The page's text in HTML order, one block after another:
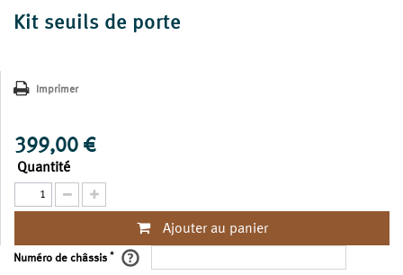
Kit seuils de porte
Imprimer
399,00 €
Quantité
Ajouter au panier
Numéro de châssis *